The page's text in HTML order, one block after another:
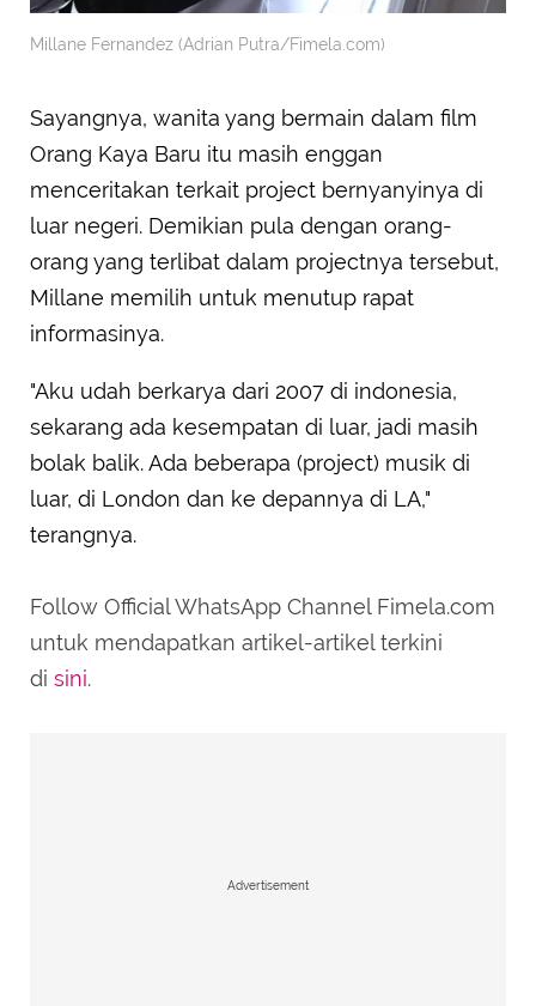
Millane Fernandez (Adrian Putra/Fimela.com)
Sayangnya, wanita yang bermain dalam film
Orang Kaya Baru itu masih enggan
menceritakan terkait project bernyanyinya di
luar negeri. Demikian pula dengan orang-
orang yang terlibat dalam projectnya tersebut,
Millane memilih untuk menutup rapat
informasinya.
"Aku udah berkarya dari 2007 di indonesia,
sekarang ada kesempatan di luar, jadi masih
bolak balik. Ada beberapa (project) musik di
luar, di London dan ke depannya di LA,"
terangnya.
Follow Official WhatsApp Channel Fimela.com
untuk mendapatkan artikel-artikel terkini
di sini.
Advertisement